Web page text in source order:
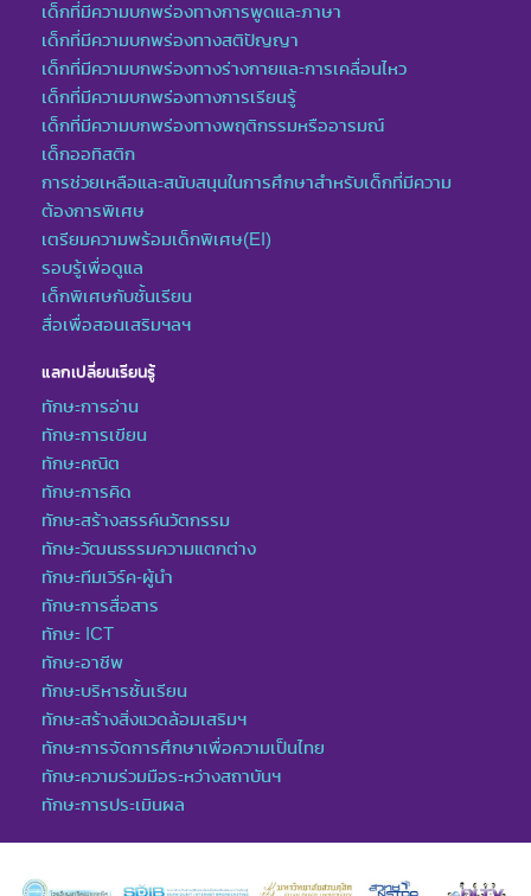
เด็กที่มีความบกพร่องทางการพูดและภาษา
เด็กที่มีความบกพร่องทางสติปัญญา
เด็กที่มีความบกพร่องทางร่างกายและการเคลื่อนไหว
เด็กที่มีความบกพร่องทางการเรียนรู้
เด็กที่มีความบกพร่องทางพฤติกรรมหรืออารมณ์
เด็กออทิสติก
การช่วยเหลือและสนับสนุนในการศึกษาสำหรับเด็กที่มีความ
ต้องการพิเศษ
เตรียมความพร้อมเด็กพิเศษ(EI)
รอบรู้เพื่อดูแล
เด็กพิเศษกับชั้นเรียน
สื่อเพื่อสอนเสริมฯลฯ
แลกเปลี่ยนเรียนรู้
ทักษะการอ่าน
ทักษะการเขียน
ทักษะคณิต
ทักษะการคิด
ทักษะสร้างสรรค์นวัตกรรม
ทักษะวัฒนธรรมความแตกต่าง
ทักษะทีมเวิร์ค-ผู้นำ
ทักษะการสื่อสาร
ทักษะ ICT
ทักษะอาชีพ
ทักษะบริหารชั้นเรียน
ทักษะสร้างสิ่งแวดล้อมเสริมฯ
ทักษะการจัดการศึกษาเพื่อความเป็นไทย
ทักษะความร่วมมือระหว่างสถาบันฯ
ทักษะการประเมินผล